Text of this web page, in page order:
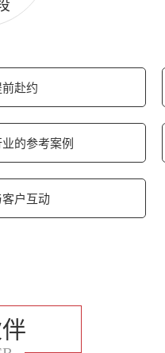
赴约
的参考案例
户互动